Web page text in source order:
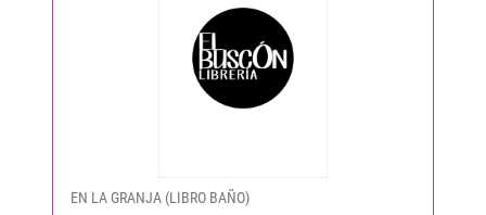
EN LA GRANJA (LIBRO BAÑO)